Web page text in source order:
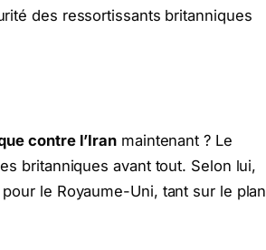
des ressortissants britanniques
contre l’Iran maintenant ? Le
britanniques avant tout. Selon lui,
le Royaume-Uni, tant sur le plan